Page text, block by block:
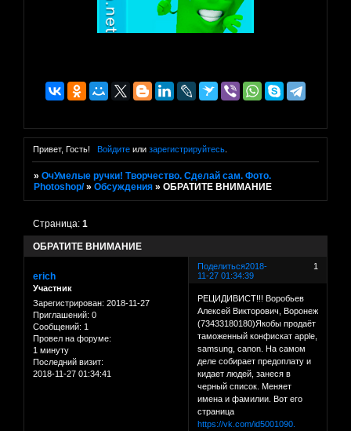
Привет, Гость! Войдитеили зарегистрируйтесь.
»ОчУмелые ручки! Творчество. Сделай сам. Фото.
Photoshop/ »Обсуждения »ОБРАТИТЕ ВНИМАНИЕ
ОБРАТИТЕ ВНИМАНИЕ
Страница:1
Поделиться 1
2018-
11-27 01:34:39
erich
Участник
Зарегистрирован: 2018-11-27
Приглашений: 0
Сообщений: 1
Провел на форуме:
1 минуту
Последний визит:
2018-11-27 01:34:41
РЕЦИДИВИСТ!!! Воробьев
Алексей Викторович, Воронеж
(73433180180)Якобы продаёт
таможенный конфискат apple,
samsung, canon. На самом
деле собирает предоплату и
кидает людей, занеся в
черный список. Меняет
имена и фамилии. Вот его
страница
https://vk.com/id5001090.